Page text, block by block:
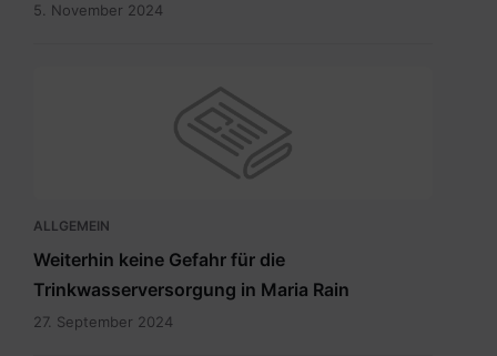
5. November 2024
ALLGEMEIN
Weiterhin keine Gefahr für die
Trinkwasserversorgung in Maria Rain
27. September 2024